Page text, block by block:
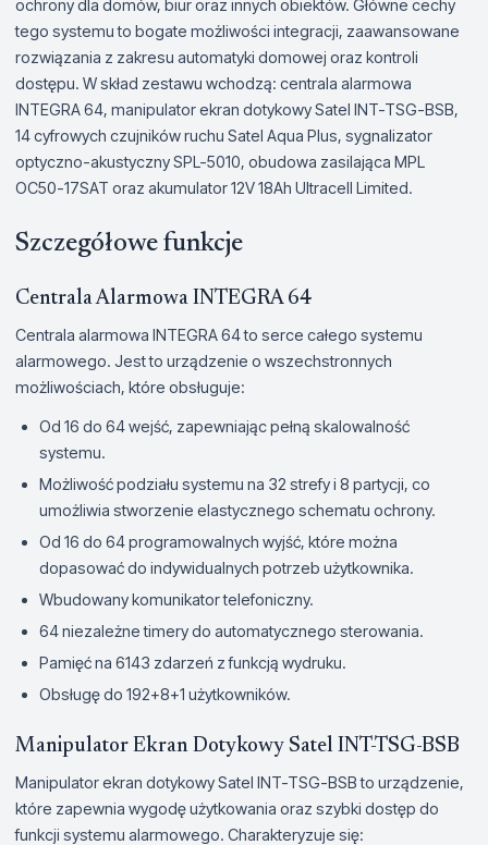
ochrony dla domów, biur oraz innych obiektów. Główne cechy
tego systemu to bogate możliwości integracji, zaawansowane
rozwiązania z zakresu automatyki domowej oraz kontroli
dostępu. W skład zestawu wchodzą: centrala alarmowa
INTEGRA 64, manipulator ekran dotykowy Satel INT-TSG-BSB,
14 cyfrowych czujników ruchu Satel Aqua Plus, sygnalizator
optyczno-akustyczny SPL-5010, obudowa zasilająca MPL
OC50-17SAT oraz akumulator 12V 18Ah Ultracell Limited.
Szczegółowe funkcje
Centrala Alarmowa INTEGRA 64
Centrala alarmowa INTEGRA 64 to serce całego systemu
alarmowego. Jest to urządzenie o wszechstronnych
możliwościach, które obsługuje:
Od 16 do 64 wejść, zapewniając pełną skalowalność
systemu.
Możliwość podziału systemu na 32 strefy i 8 partycji, co
umożliwia stworzenie elastycznego schematu ochrony.
Od 16 do 64 programowalnych wyjść, które można
dopasować do indywidualnych potrzeb użytkownika.
Wbudowany komunikator telefoniczny.
64 niezależne timery do automatycznego sterowania.
Pamięć na 6143 zdarzeń z funkcją wydruku.
Obsługę do 192+8+1 użytkowników.
Manipulator Ekran Dotykowy Satel INT-TSG-BSB
Manipulator ekran dotykowy Satel INT-TSG-BSB to urządzenie,
które zapewnia wygodę użytkowania oraz szybki dostęp do
funkcji systemu alarmowego. Charakteryzuje się: